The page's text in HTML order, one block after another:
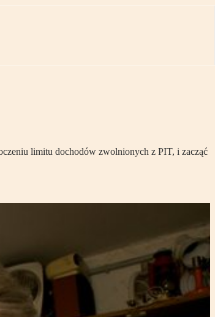
limitu dochodów zwolnionych z PIT, i zacząć